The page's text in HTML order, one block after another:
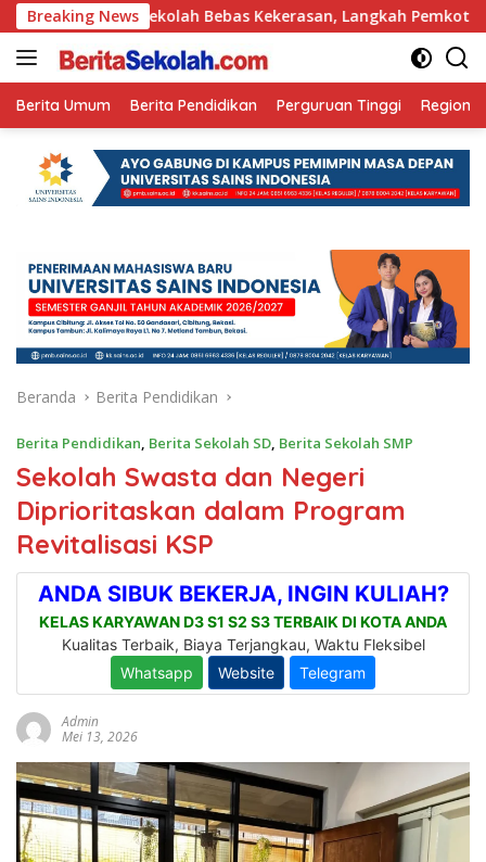
Langsung
ke
konten
Breaking News
Sekolah Bebas Kekerasan, Langkah Pemkot Kediri
Berita Umum Berita Pendidikan Perguruan Tinggi Regional
Beranda Berita Pendidikan
Berita Pendidikan, Berita Sekolah SD, Berita Sekolah SMP
Sekolah Swasta dan Negeri
Diprioritaskan dalam Program
Revitalisasi KSP
Admin
Mei 13, 2026